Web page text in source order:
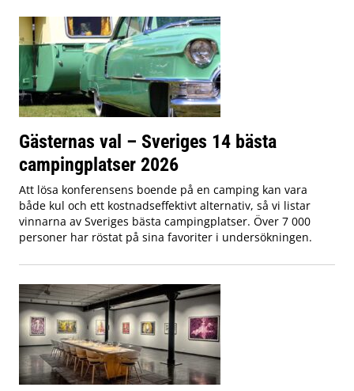
Gästernas val – Sveriges 14 bästa
campingplatser 2026
Att lösa konferensens boende på en camping kan vara
både kul och ett kostnadseffektivt alternativ, så vi listar
vinnarna av Sveriges bästa campingplatser. Över 7 000
personer har röstat på sina favoriter i undersökningen.